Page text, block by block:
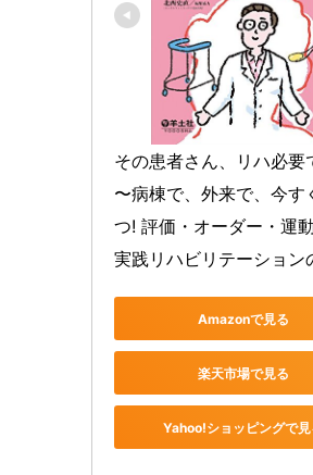
その患者さん、リハ必要
〜病棟で、外来で、今す
つ! 評価・オーダー・運動
実践リハビリテーション
Amazonで見る
楽天市場で見る
Yahoo!ショッピングで見